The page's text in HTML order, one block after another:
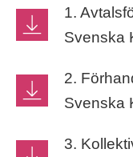
1.
Svenska
2.
Svenska
3.